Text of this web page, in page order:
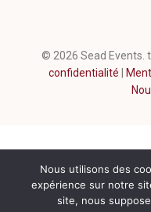
© 2026 Sead Events.
confidentialité
Nous utilisons des
expérience sur notre
site, nous